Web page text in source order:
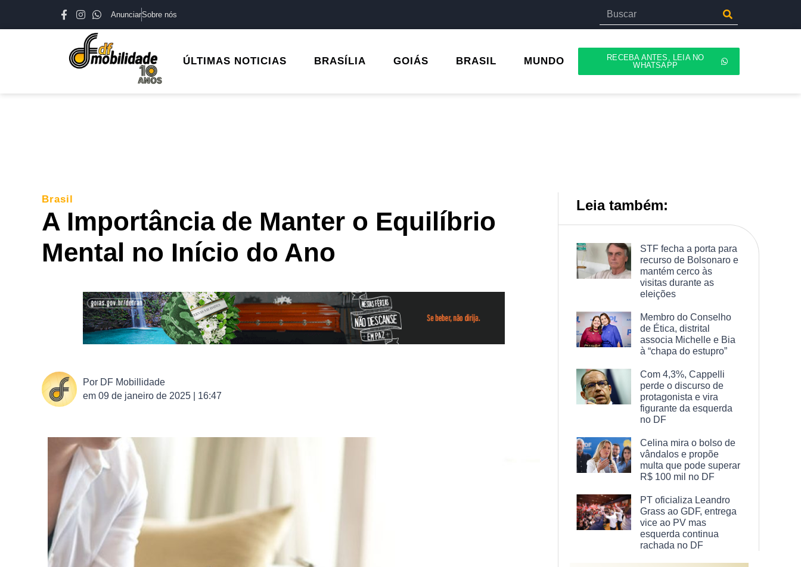
AnunciarSobre nós
ÚLTIMAS NOTICIAS BRASÍLIA GOIÁS BRASIL MUNDO
RECEBA ANTES, LEIA NO
WHATSAPP
Brasil
A Importância de Manter o Equilíbrio
Mental no Início do Ano
Por DF Mobillidade
em 09 de janeiro de 2025 | 16:47
Leia também:
STF fecha a porta para
recurso de Bolsonaro e
mantém cerco às
visitas durante as
eleições
Membro do Conselho
de Ética, distrital
associa Michelle e Bia
à “chapa do estupro”
Com 4,3%, Cappelli
perde o discurso de
protagonista e vira
figurante da esquerda
no DF
Celina mira o bolso de
vândalos e propõe
multa que pode superar
R$ 100 mil no DF
PT oficializa Leandro
Grass ao GDF, entrega
vice ao PV mas
esquerda continua
rachada no DF